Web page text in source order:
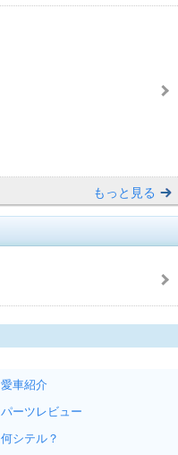
もっと見る
愛車紹介
パーツレビュー
何シテル？